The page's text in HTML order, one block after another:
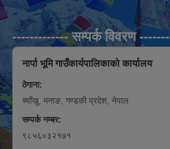
------------- सम्पर्क विवरण -------
नार्पा भूमि गाउँकार्यपालिकाको कार्यालय
ठेगाना:
च्याँखु, मनाङ, गण्डकी प्रदेश, नेपाल
सम्पर्क नम्बर:
९८५६०३२१७१